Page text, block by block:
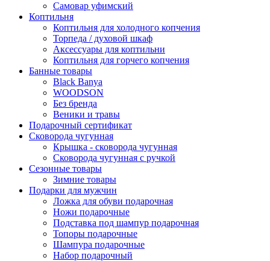
Самовар уфимский
Коптильня
Коптильня для холодного копчения
Торпеда / духовой шкаф
Аксессуары для коптильни
Коптильня для горчего копчения
Банные товары
Black Banya
WOODSON
Без бренда
Веники и травы
Подарочный сертификат
Сковорода чугунная
Крышка - сковорода чугунная
Сковорода чугунная с ручкой
Сезонные товары
Зимние товары
Подарки для мужчин
Ложка для обуви подарочная
Ножи подарочные
Подставка под шампур подарочная
Топоры подарочные
Шампура подарочные
Набор подарочный